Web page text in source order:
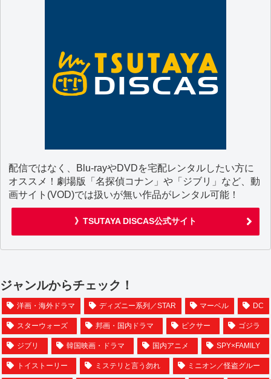
配信ではなく、Blu-rayやDVDを宅配レンタルしたい方に
オススメ！劇場版「名探偵コナン」や「ジブリ」など、動
画サイト(VOD)では扱いが無い作品がレンタル可能！
》TSUTAYA DISCAS公式サイト
ジャンルからチェック！
洋画・海外ドラマ ディズニー系列／STAR マーベル DC
スターウォーズ 邦画・国内ドラマ ピクサー ゴジラ
ジブリ 韓国映画・ドラマ 国内アニメ SPY×FAMILY
トイストーリー ミステリと言う勿れ ミニオン／怪盗グルー